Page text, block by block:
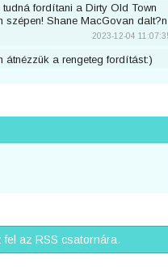
fordítani a Dirty Old Town
szépen! Shane MacGovan dalt?n
2023-12-04
átnézzük a rengeteg fordítást:)
a nevemre? Köszi <3
most Taylor Swifttől a Great
nem voltam bejelentkezve.
fel az RSS csatornára.